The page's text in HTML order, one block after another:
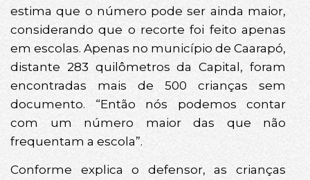
estima que o número pode ser ainda maior,
considerando que o recorte foi feito apenas
em escolas. Apenas no município de Caarapó,
distante 283 quilômetros da Capital, foram
encontradas mais de 500 crianças sem
documento. “Então nós podemos contar
com um número maior das que não
frequentam a escola”.
Conforme explica o defensor, as crianças